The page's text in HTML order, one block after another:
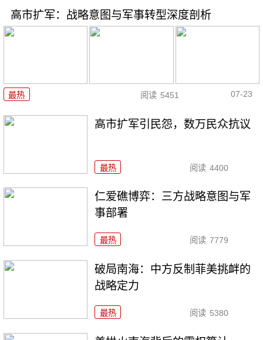
高市扩军：战略意图与军事转型深度剖析
最热 阅读 5451 07-23
高市扩军引民怨，数万民众抗议
最热 阅读 4400
仁爱礁博弈：三方战略意图与军
事部署
最热 阅读 7779
破局南海：中方反制菲美挑衅的
战略定力
最热 阅读 5380